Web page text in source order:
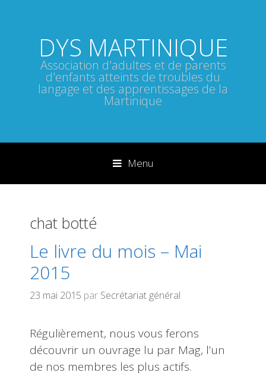
DYS MARTINIQUE
Association d'adultes et de parents
d'enfants atteints de troubles du
langage et des apprentissages de la
Martinique
Menu
chat botté
Le livre du mois – Mai
2015
23 mai 2015 par Secrétariat général
Régulièrement, nous vous ferons
découvrir un ouvrage lu par Mag, l’un
de nos membres les plus actifs.